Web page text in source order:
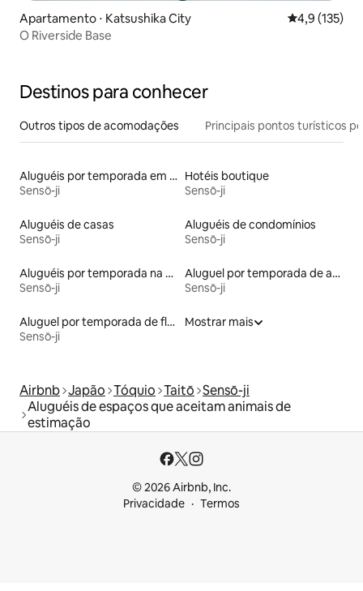
Apartamento ⋅ Katsushika City 4,9 de uma
4,9 (135)
O Riverside Base
Destinos para conhecer
Outros tipos de acomodações Principais pontos turísticos
Aluguéis por temporada em albergue
Sensō-ji
Hotéis boutique
Sensō-ji
Aluguéis de casas
Sensō-ji
Aluguéis de condomínios
Sensō-ji
Aluguéis por temporada na orla
Sensō-ji
Aluguel por temporada de apart-hotéis
Sensō-ji
Aluguel por temporada de flats
Sensō-ji
Mostrar mais
Airbnb Japão Tóquio Taitō Sensō-ji
Aluguéis de espaços que aceitam animais de
estimação
© 2026 Airbnb, Inc.
Privacidade
Termos